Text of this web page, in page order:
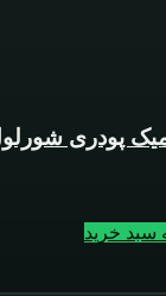
سبد خرید